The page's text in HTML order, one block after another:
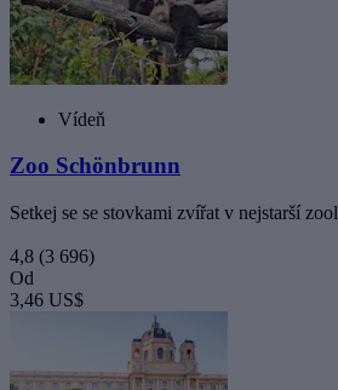
Vídeň
Zoo Schönbrunn
Setkej se se stovkami zvířat v nejstarší
4,8 (3 696)
Od
3,46 US$